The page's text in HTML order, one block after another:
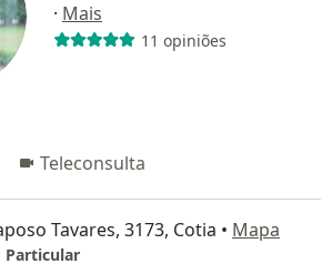
· Mais
11 opiniões
Teleconsulta
Tavares, 3173, Cotia • Mapa
Particular